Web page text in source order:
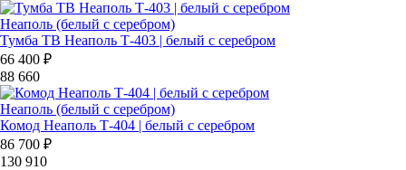
Неаполь (белый с серебром)
Тумба ТВ Неаполь Т-403 | белый с серебром
66 400 ₽
88 660
Неаполь (белый с серебром)
Комод Неаполь Т-404 | белый с серебром
86 700 ₽
130 910